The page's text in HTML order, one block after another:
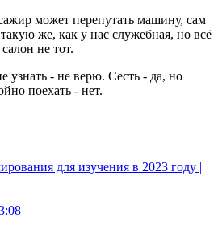
может перепутать машину, сам
же, как у нас служебная, но всё
не тот.
узнать - не верю. Сесть - да, но
поехать - нет.
для изучения в 2023 году |